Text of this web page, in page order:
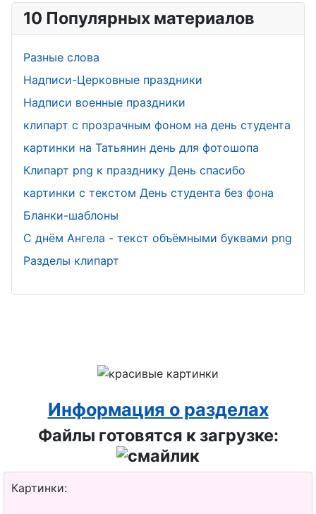
10 Популярных материалов
Разные слова
Надписи-Церковные праздники
Надписи военные праздники
клипарт с прозрачным фоном на день студента
картинки на Татьянин день для фотошопа
Клипарт png к празднику День спасибо
картинки с текстом День студента без фона
Бланки-шаблоны
С днём Ангела - текст объёмными буквами png
Разделы клипарт
Информация о разделах
Файлы готовятся к загрузке:
Картинки: